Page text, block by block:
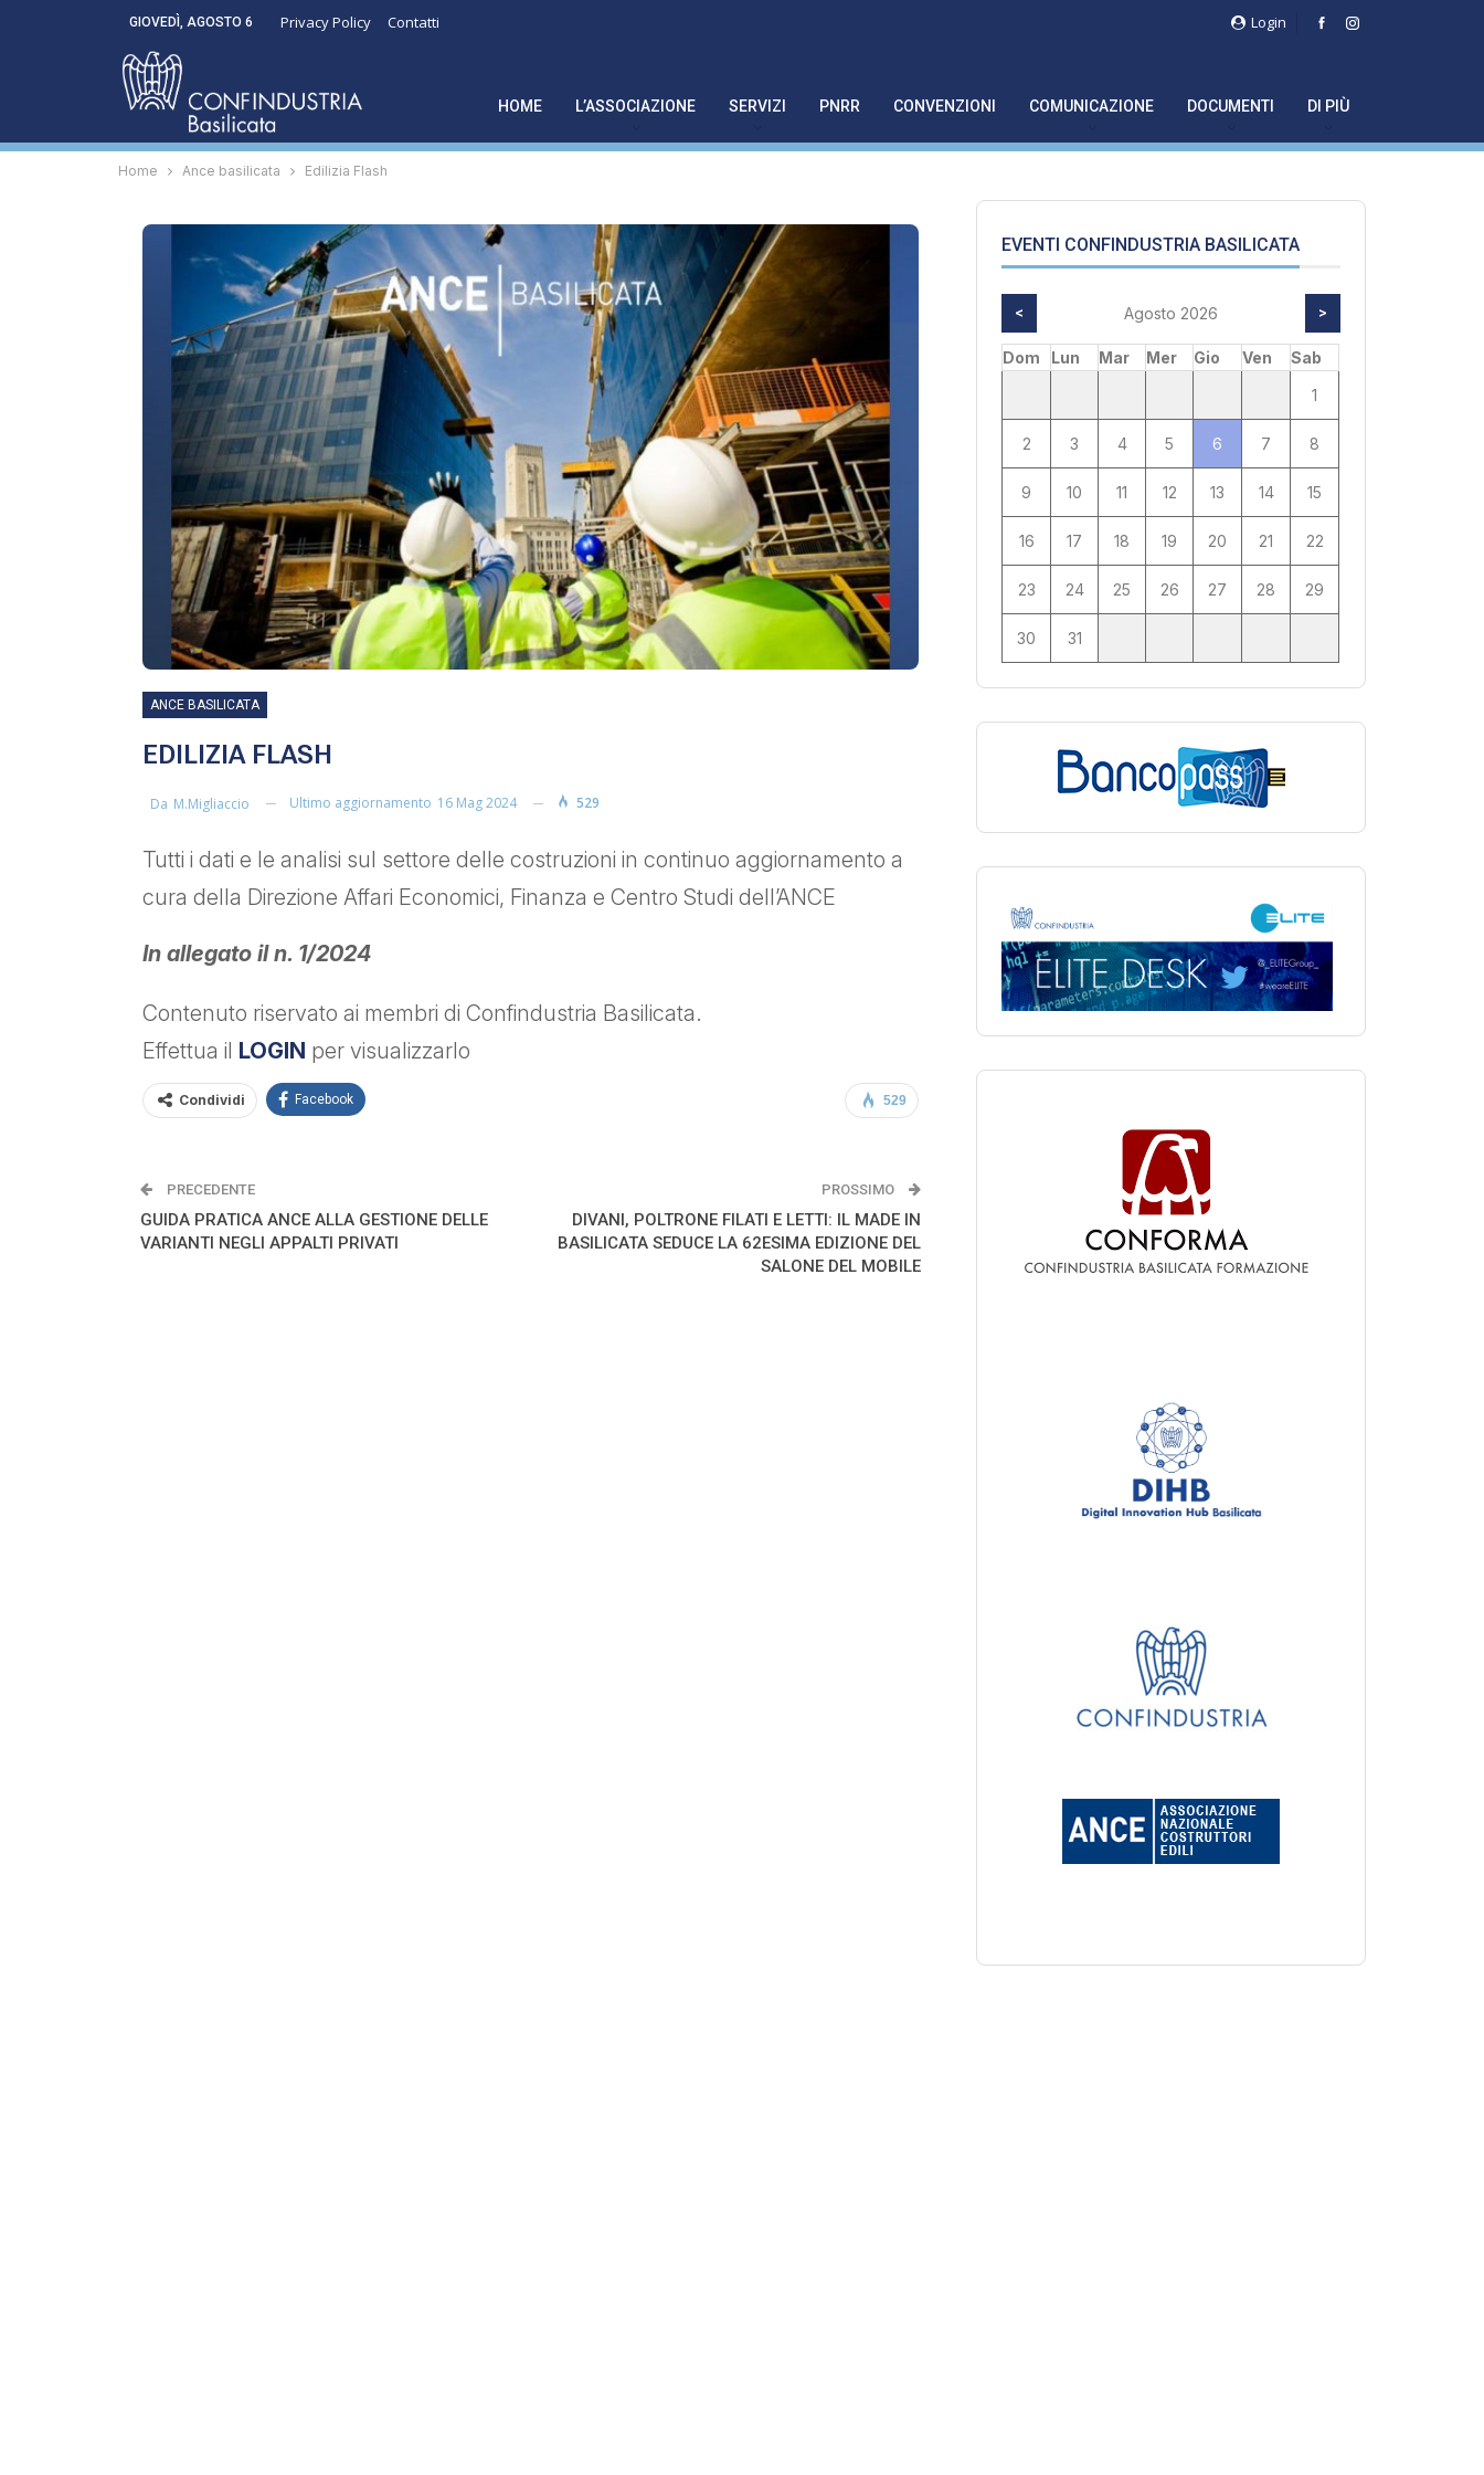
Login
GIOVEDÌ, AGOSTO 6 Privacy Policy Contatti
HOME L’ASSOCIAZIONE SERVIZI PNRR CONVENZIONI COMUNICAZIONE DOCUMENTI DI PIÙ
Home Ance basilicata Edilizia Flash
ANCE BASILICATA
EDILIZIA FLASH
Da M.migliaccio Ultimo aggiornamento 16 Mag 2024 529
Tutti i dati e le analisi sul settore delle costruzioni in continuo aggiornamento a
cura della Direzione Affari Economici, Finanza e Centro Studi dell’ANCE
In allegato il n. 1/2024
Contenuto riservato ai membri di Confindustria Basilicata.
Effettua il LOGIN per visualizzarlo
529
Condividi Facebook
PRECEDENTE
GUIDA PRATICA ANCE ALLA GESTIONE DELLE
VARIANTI NEGLI APPALTI PRIVATI
PROSSIMO
DIVANI, POLTRONE FILATI E LETTI: IL MADE IN
BASILICATA SEDUCE LA 62ESIMA EDIZIONE DEL
SALONE DEL MOBILE
EVENTI CONFINDUSTRIA BASILICATA
< Agosto 2026 >
Dom Lun Mar Mer Gio Ven
Sab
1
2 3 4 5 6 7 8
9 10 11 12 13 14 15
16 17 18 19 20 21 22
23 24 25 26 27 28 29
30 31